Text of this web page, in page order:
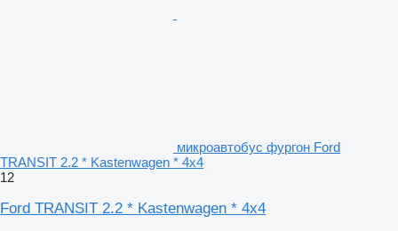
микроавтобус фургон Ford
TRANSIT 2.2 * Kastenwagen * 4x4
12
Ford TRANSIT 2.2 * Kastenwagen * 4x4